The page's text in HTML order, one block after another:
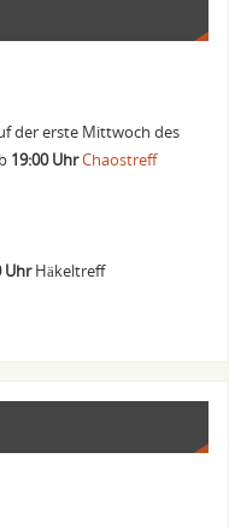
der erste Mittwoch des
19:00 UhrChaostreff
UhrHäkeltreff